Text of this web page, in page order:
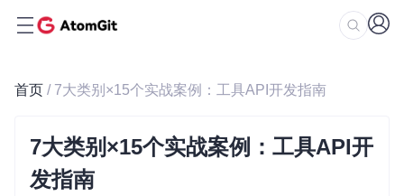
首页 / 7大类别×15个实战案例：工具API开发指南
7大类别×15个实战案例：工具API开
发指南